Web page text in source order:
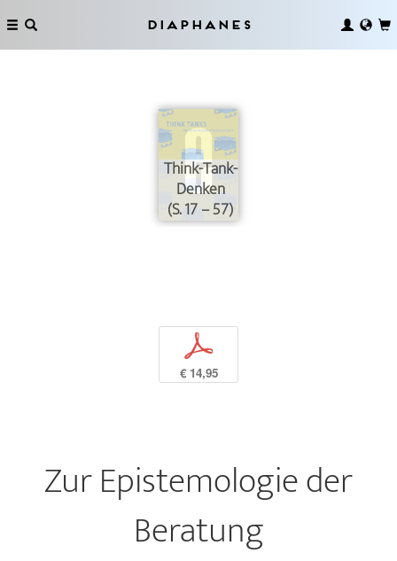
Diaphanes
Think-Tank-
Denken
(S. 17 – 57)
p
€ 14,95
Zur Epistemologie der
Beratung